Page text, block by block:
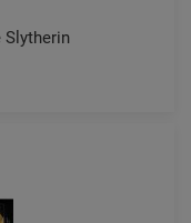
Slytherin